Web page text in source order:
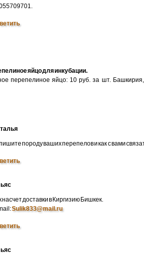
яйцо для инкубации.
перепелиное яйцо: 10 руб. за шт.
породу ваших перепелов и как с вами
насчет доставки в Киргизию Бишкек.
Sulik833@mail.ru